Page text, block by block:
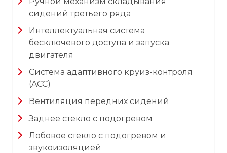
сидений третьего ряда
Интеллектуальная система
бесключевого доступа и запуска
двигателя
Система адаптивного круиз-контроля
(ACC)
Вентиляция передних сидений
Заднее стекло с подогревом
Лобовое стекло с подогревом и
звукоизоляцией